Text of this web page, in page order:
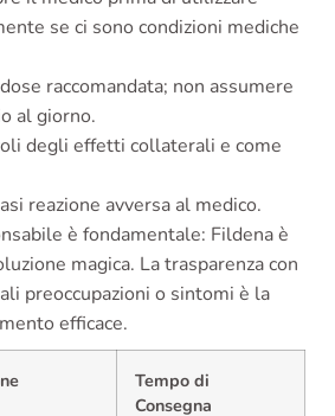
se ci sono condizioni mediche
raccomandata; non assumere
al giorno.
degli effetti collaterali e come
reazione avversa al medico.
è fondamentale: Fildena è
magica. La trasparenza con
preoccupazioni o sintomi è la
efficace.
Tempo di
Consegna